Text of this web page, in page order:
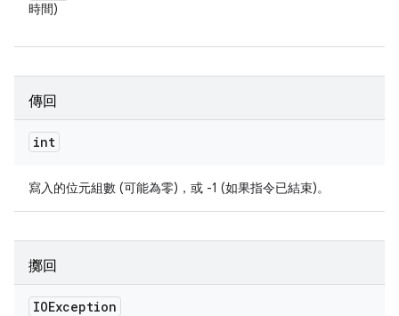
時間)
傳回
int
寫入的位元組數 (可能為零)，或 -1 (如果指令已結束)。
擲回
IOException